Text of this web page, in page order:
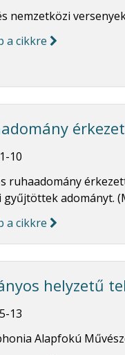
nemzetközi
a cikkre
10
ruhaadomány
gyűjtöttek adományt.
a cikkre
helyzetű
13
Alapfokú